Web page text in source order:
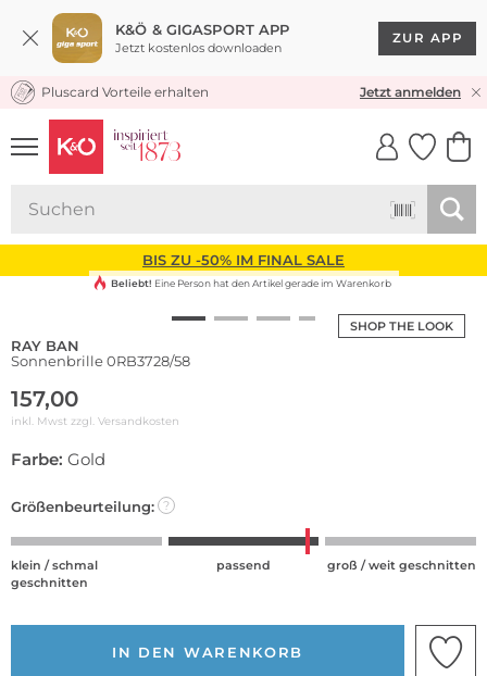
K&Ö & GIGASPORT APP
Jetzt kostenlos downloaden
ZUR APP
KOSTENLOSER VERSAND* & RÜCKVERSAND
Pluscard Vorteile erhalten Jetzt anmelden
UNSERE APP
CLICK &
BIS ZU -50% IM FINAL SALE
SHOP THE LOOK
Beliebt! Eine Person hat den Artikel gerade im Warenkorb
RAY BAN
Sonnenbrille 0RB3728/58
157,00
inkl. Mwst zzgl. Versandkosten
Farbe: Gold
Größenbeurteilung: ?
klein / schmal
geschnitten
passend groß / weit geschnitten
IN DEN WARENKORB